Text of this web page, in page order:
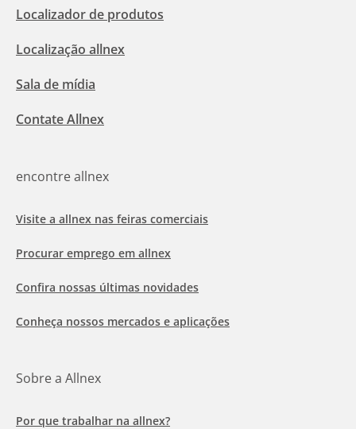
Localizador de produtos
Localização allnex
Sala de mídia
Contate Allnex
encontre allnex
Visite a allnex nas feiras comerciais
Procurar emprego em allnex
Confira nossas últimas novidades
Conheça nossos mercados e aplicações
Sobre a Allnex
Por que trabalhar na allnex?